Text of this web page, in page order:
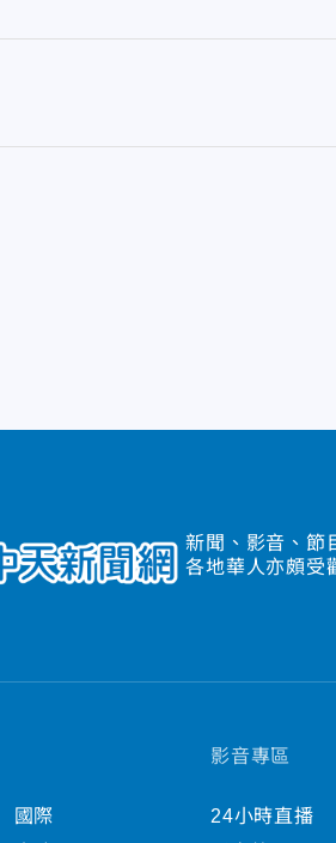
新聞、影音、節
各地華人亦頗受
國際
影音專區
24小時直播